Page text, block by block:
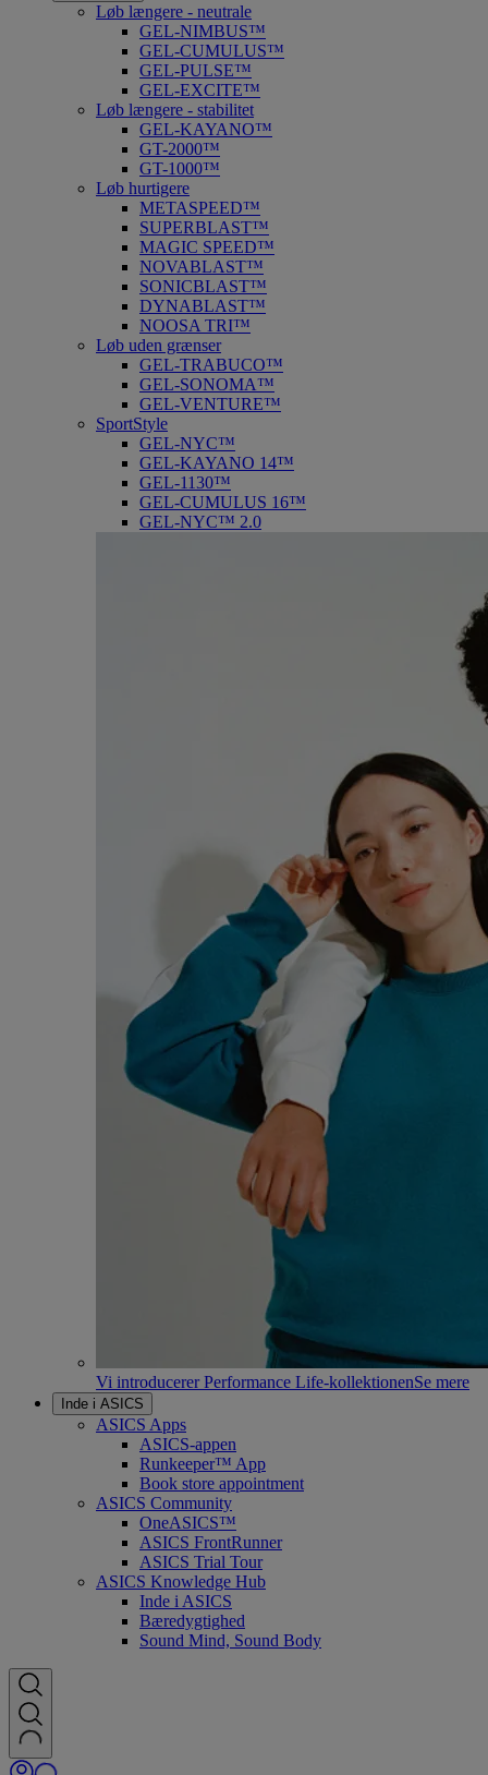
Løb længere - neutrale
GEL-NIMBUS™
GEL-CUMULUS™
GEL-PULSE™
GEL-EXCITE™
Løb længere - stabilitet
GEL-KAYANO™
GT-2000™
GT-1000™
Løb hurtigere
METASPEED™
SUPERBLAST™
MAGIC SPEED™
NOVABLAST™
SONICBLAST™
DYNABLAST™
NOOSA TRI™
Løb uden grænser
GEL-TRABUCO™
GEL-SONOMA™
GEL-VENTURE™
SportStyle
GEL-NYC™
GEL-KAYANO 14™
GEL-1130™
GEL-CUMULUS 16™
GEL-NYC™ 2.0
Vi introducerer Performance Life-kollektionenSe mere
Inde i ASICS
ASICS Apps
ASICS-appen
Runkeeper™ App
Book store appointment
ASICS Community
OneASICS™
ASICS FrontRunner
ASICS Trial Tour
ASICS Knowledge Hub
Inde i ASICS
Bæredygtighed
Sound Mind, Sound Body